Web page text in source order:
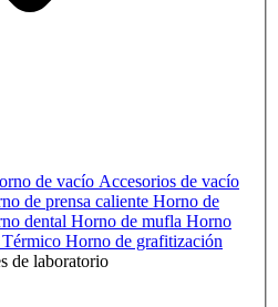
de vacío Accesorios de vacío
de prensa caliente Horno de
dental Horno de mufla Horno
Horno de grafitización
de laboratorio